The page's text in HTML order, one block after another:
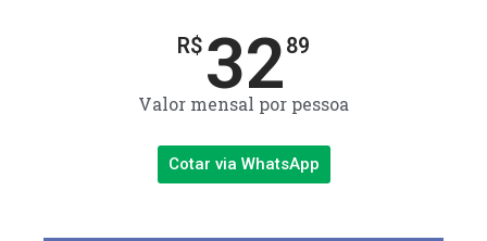
R$ 3289
Valor mensal por pessoa
Cotar via WhatsApp